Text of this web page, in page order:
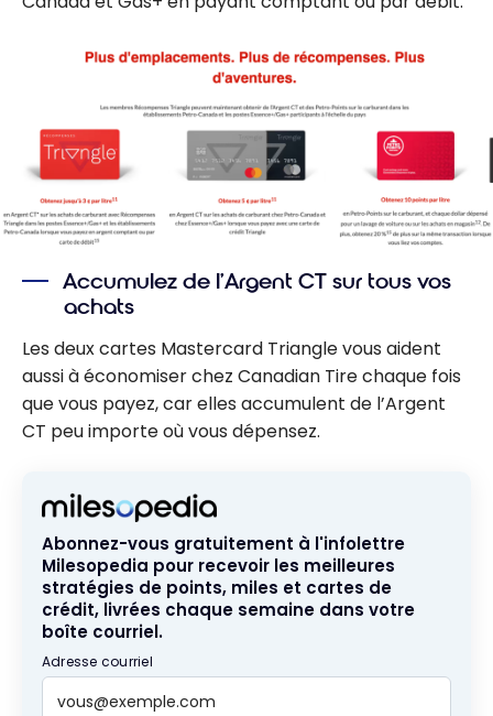
Accumulez de l’Argent CT sur tous vos
achats
Les deux cartes Mastercard Triangle vous aident
aussi à économiser chez Canadian Tire chaque fois
que vous payez, car elles accumulent de l’Argent
CT peu importe où vous dépensez.
Abonnez-vous gratuitement à l'infolettre
Milesopedia pour recevoir les meilleures
stratégies de points, miles et cartes de
crédit, livrées chaque semaine dans votre
boîte courriel.
Adresse courriel